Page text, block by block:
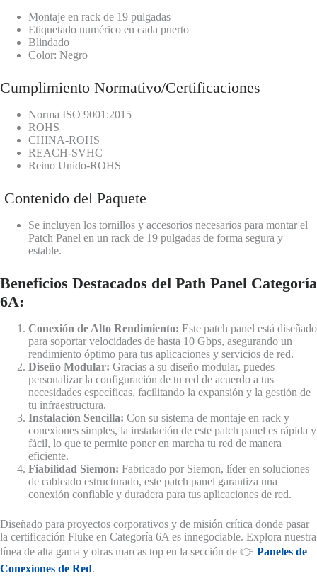
Montaje en rack de 19 pulgadas
Etiquetado numérico en cada puerto
Blindado
Color: Negro
Cumplimiento Normativo/Certificaciones
Norma ISO 9001:2015
ROHS
CHINA-ROHS
REACH-SVHC
Reino Unido-ROHS
Contenido del Paquete
Se incluyen los tornillos y accesorios necesarios para montar el
Patch Panel en un rack de 19 pulgadas de forma segura y
estable.
Beneficios Destacados del Path Panel Categoría
6A:
Conexión de Alto Rendimiento: Este patch panel está diseñado
para soportar velocidades de hasta 10 Gbps, asegurando un
rendimiento óptimo para tus aplicaciones y servicios de red.
Diseño Modular: Gracias a su diseño modular, puedes
personalizar la configuración de tu red de acuerdo a tus
necesidades específicas, facilitando la expansión y la gestión de
tu infraestructura.
Instalación Sencilla: Con su sistema de montaje en rack y
conexiones simples, la instalación de este patch panel es rápida y
fácil, lo que te permite poner en marcha tu red de manera
eficiente.
Fiabilidad Siemon: Fabricado por Siemon, líder en soluciones
de cableado estructurado, este patch panel garantiza una
conexión confiable y duradera para tus aplicaciones de red.
Diseñado para proyectos corporativos y de misión crítica donde pasar
la certificación Fluke en Categoría 6A es innegociable. Explora nuestra
línea de alta gama y otras marcas top en la sección de 👉 Paneles de
Conexiones de Red.